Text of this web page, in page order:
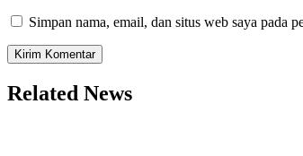
Simpan nama, email, dan situs web saya pada
Related News